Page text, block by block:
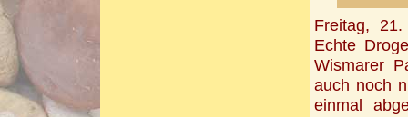
Freitag,
Echte
Wismarer
auch noch
einmal